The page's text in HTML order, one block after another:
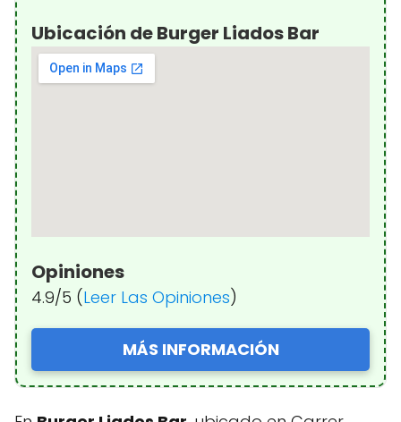
Ubicación de Burger Liados Bar
Opiniones
4.9/5 (Leer Las Opiniones)
MÁS INFORMACIÓN